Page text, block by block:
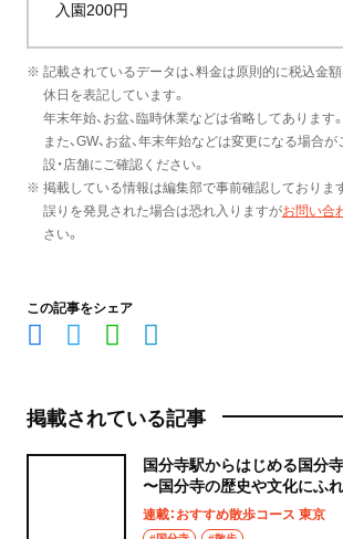
入園200円
※ 記載されているデータは、料金は原則的に税込金
休日を表記しています。
年末年始、お盆、臨時休業などは省略してあります。
また、GW、お盆、年末年始などは変更になる場合
設・店舗にご確認ください。
※ 掲載している情報は編集部で事前確認しておりま
誤りを発見された場合は恐れ入りますがお問い合
さい。
この記事をシェア
掲載されている記事
国分寺駅からはじめる国分
〜国分寺の歴史や文化にふ
コース〜
連載：おすすめ散歩コース 東京